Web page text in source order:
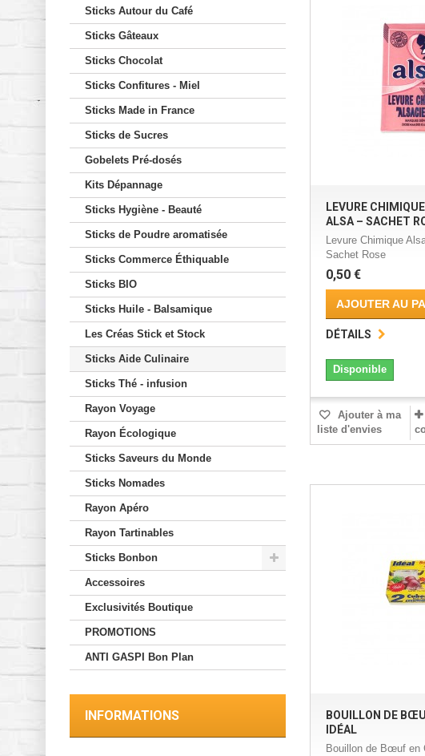
Sticks Autour du Café
Sticks Gâteaux
Sticks Chocolat
Sticks Confitures - Miel
Sticks Made in France
Sticks de Sucres
Gobelets Pré-dosés
Kits Dépannage
Sticks Hygiène - Beauté
Sticks de Poudre aromatisée
Sticks Commerce Éthiquable
Sticks BIO
Sticks Huile - Balsamique
Les Créas Stick et Stock
Sticks Aide Culinaire
Sticks Thé - infusion
Rayon Voyage
Rayon Écologique
Sticks Saveurs du Monde
Sticks Nomades
Rayon Apéro
Rayon Tartinables
Sticks Bonbon
Accessoires
Exclusivités Boutique
PROMOTIONS
ANTI GASPI Bon Plan
INFORMATIONS
LEVURE
ALSA – SACHET
Levure Chimique
Sachet Rose
0,50 €
AJOUTER AU
DÉTAILS
Disponible
Ajouter à ma
liste d'envies
BOUILLON DE
IDÉAL
Bouillon de Bœuf en